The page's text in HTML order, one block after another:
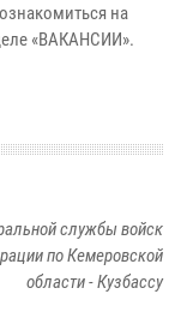
на
«ВАКАНСИИ».
службы войск
по Кемеровской
области - Кузбассу